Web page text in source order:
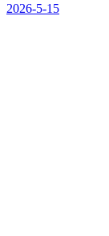
2026-5-15